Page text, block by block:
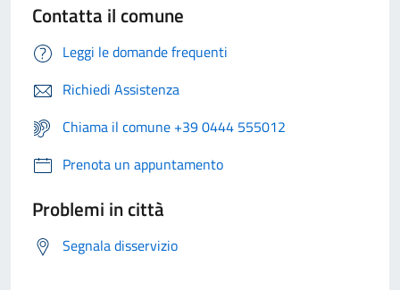
Contatta il comune
Leggi le domande frequenti
Richiedi Assistenza
Chiama il comune +39 0444 555012
Prenota un appuntamento
Problemi in città
Segnala disservizio